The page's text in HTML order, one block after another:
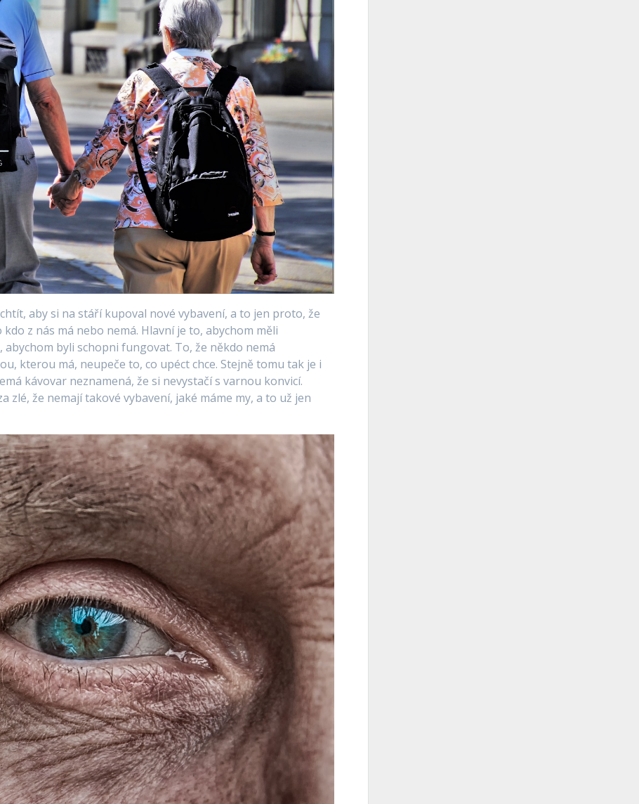
aby si na stáří kupoval nové vybavení, a to jen proto, že
z nás má nebo nemá. Hlavní je to, abychom měli
byli schopni fungovat. To, že někdo nemá
kterou má, neupeče to, co upéct chce. Stejně tomu tak je i
kávovar neznamená, že si nevystačí s varnou konvicí.
zlé, že nemají takové vybavení, jaké máme my, a to už jen